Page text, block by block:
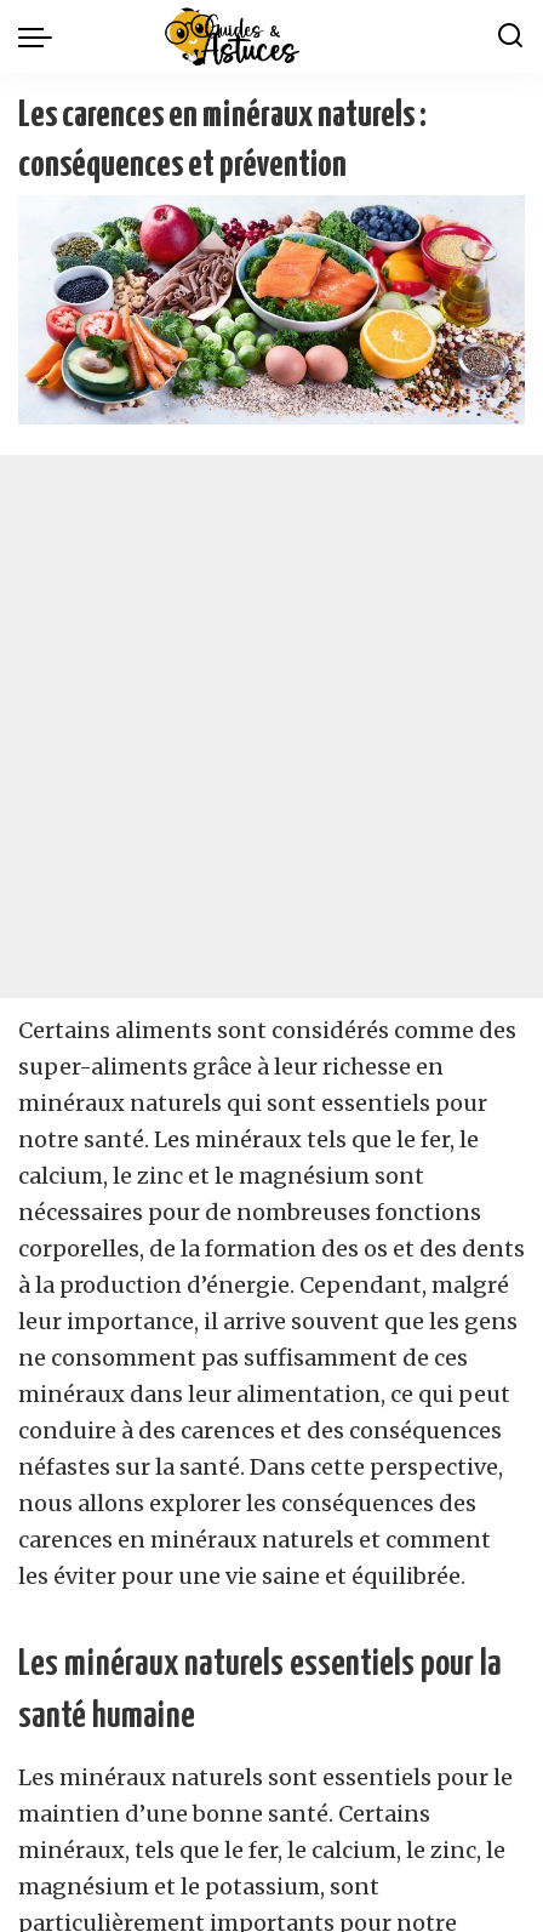
Les carences en minéraux naturels :
conséquences et prévention
Certains aliments sont considérés comme des
super-aliments grâce à leur richesse en
minéraux naturels qui sont essentiels pour
notre santé. Les minéraux tels que le fer, le
calcium, le zinc et le magnésium sont
nécessaires pour de nombreuses fonctions
corporelles, de la formation des os et des dents
à la production d’énergie. Cependant, malgré
leur importance, il arrive souvent que les gens
ne consomment pas suffisamment de ces
minéraux dans leur alimentation, ce qui peut
conduire à des carences et des conséquences
néfastes sur la santé. Dans cette perspective,
nous allons explorer les conséquences des
carences en minéraux naturels et comment
les éviter pour une vie saine et équilibrée.
Les minéraux naturels essentiels pour la
santé humaine
Les minéraux naturels sont essentiels pour le
maintien d’une bonne santé. Certains
minéraux, tels que le fer, le calcium, le zinc, le
magnésium et le potassium, sont
particulièrement importants pour notre